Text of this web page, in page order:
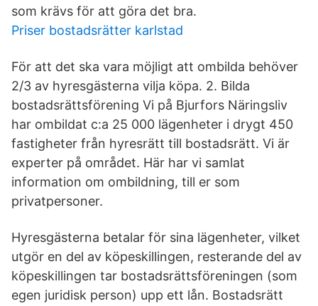
som krävs för att göra det bra.
Priser bostadsrätter karlstad
För att det ska vara möjligt att ombilda behöver
2/3 av hyresgästerna vilja köpa. 2. Bilda
bostadsrättsförening Vi på Bjurfors Näringsliv
har ombildat c:a 25 000 lägenheter i drygt 450
fastigheter från hyresrätt till bostadsrätt. Vi är
experter på området. Här har vi samlat
information om ombildning, till er som
privatpersoner.
Hyresgästerna betalar för sina lägenheter, vilket
utgör en del av köpeskillingen, resterande del av
köpeskillingen tar bostadsrättsföreningen (som
egen juridisk person) upp ett lån. Bostadsrätt